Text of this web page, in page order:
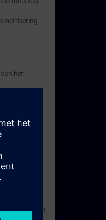
het
kunnen
zijn
op locatie van